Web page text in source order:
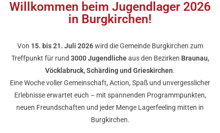
Willkommen beim Jugendlager 2026
in Burgkirchen!
Von 15. bis 21. Juli 2026wird die Gemeinde Burgkirchen zum
Treffpunkt für rund 3000 Jugendlicheaus den Bezirken Braunau,
Vöcklabruck, Schärding und Grieskirchen.
Eine Woche voller Gemeinschaft, Action, Spaß und unvergesslicher
Erlebnisse erwartet euch – mit spannenden Programmpunkten,
neuen Freundschaften und jeder Menge Lagerfeeling mitten in
Burgkirchen.